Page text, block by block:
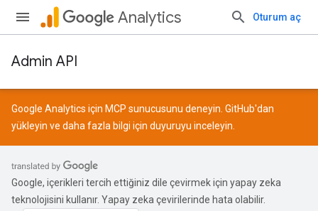
Analytics Oturum aç
Admin API
Google Analytics için MCP sunucusunu deneyin. GitHub'dan
yükleyin ve daha fazla bilgi için duyuruyu inceleyin.
Google, içerikleri tercih ettiğiniz dile çevirmek için yapay zeka
teknolojisini kullanır. Yapay zeka çevirilerinde hata olabilir.